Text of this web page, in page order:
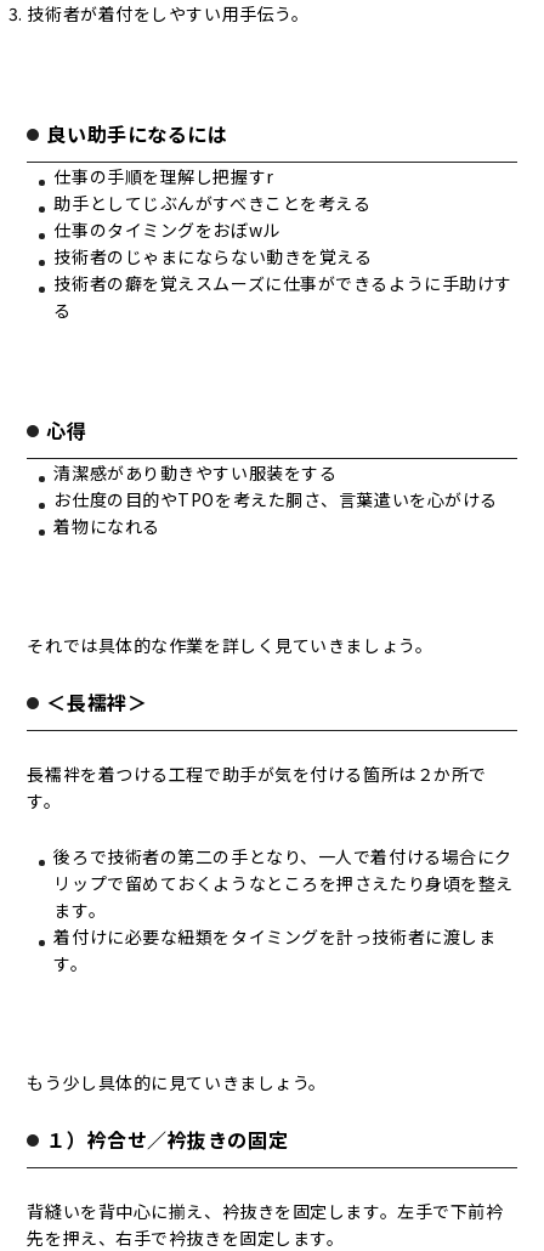
技術者が着付をしやすい用手伝う。
良い助手になるには
仕事の手順を理解し把握すr
助手としてじぶんがすべきことを考える
仕事のタイミングをおぼwル
技術者のじゃまにならない動きを覚える
技術者の癖を覚えスムーズに仕事ができるように手助けす
る
心得
清潔感があり動きやすい服装をする
お仕度の目的やTPOを考えた胴さ、言葉遣いを心がける
着物になれる
それでは具体的な作業を詳しく見ていきましょう。
＜長襦袢＞
長襦袢を着つける工程で助手が気を付ける箇所は２か所で
す。
後ろで技術者の第二の手となり、一人で着付ける場合にク
リップで留めておくようなところを押さえたり身頃を整え
ます。
着付けに必要な紐類をタイミングを計っ技術者に渡しま
す。
もう少し具体的に見ていきましょう。
１）衿合せ／衿抜きの固定
背縫いを背中心に揃え、衿抜きを固定します。左手で下前衿
先を押え、右手で衿抜きを固定します。